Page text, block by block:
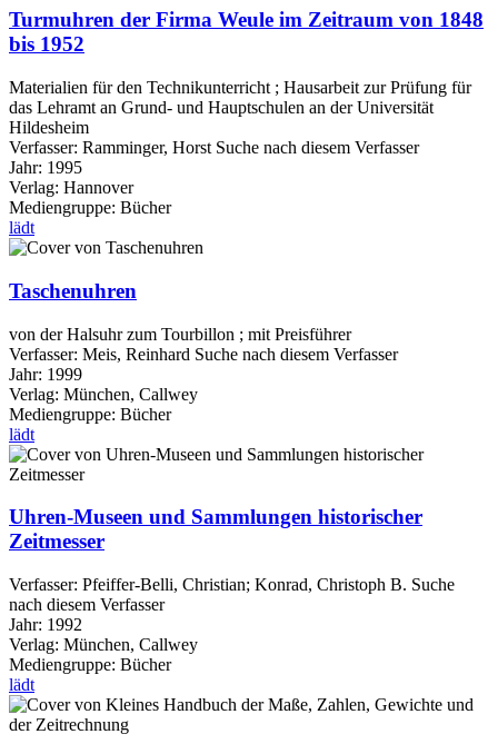
Turmuhren der Firma Weule im Zeitraum von 1848
bis 1952
Materialien für den Technikunterricht ; Hausarbeit zur Prüfung für
das Lehramt an Grund- und Hauptschulen an der Universität
Hildesheim
Verfasser: Ramminger, Horst Suche nach diesem Verfasser
Jahr: 1995
Verlag: Hannover
Mediengruppe: Bücher
lädt
Taschenuhren
von der Halsuhr zum Tourbillon ; mit Preisführer
Verfasser: Meis, Reinhard Suche nach diesem Verfasser
Jahr: 1999
Verlag: München, Callwey
Mediengruppe: Bücher
lädt
Uhren-Museen und Sammlungen historischer
Zeitmesser
Verfasser: Pfeiffer-Belli, Christian; Konrad, Christoph B. Suche
nach diesem Verfasser
Jahr: 1992
Verlag: München, Callwey
Mediengruppe: Bücher
lädt